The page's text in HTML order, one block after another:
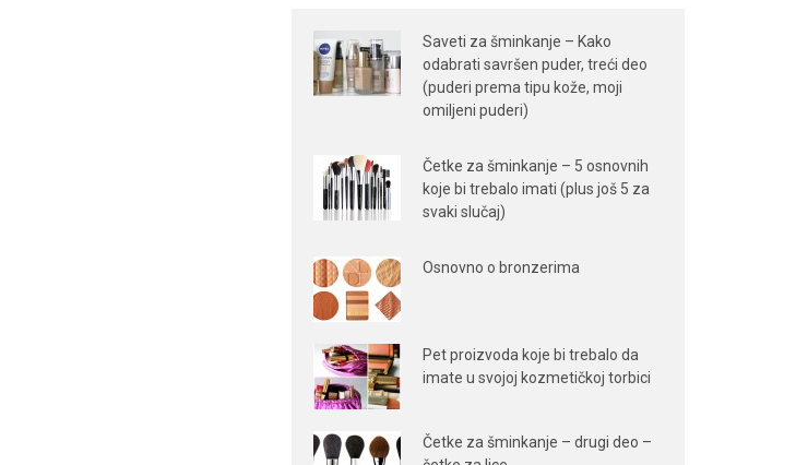
Saveti za šminkanje – Kako
odabrati savršen puder, treći deo
(puderi prema tipu kože, moji
omiljeni puderi)
Četke za šminkanje – 5 osnovnih
koje bi trebalo imati (plus još 5 za
svaki slučaj)
Osnovno o bronzerima
Pet proizvoda koje bi trebalo da
imate u svojoj kozmetičkoj torbici
Četke za šminkanje – drugi deo –